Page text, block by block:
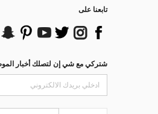
تابعنا على
شتركي مع شي إن لتصلك أخبار